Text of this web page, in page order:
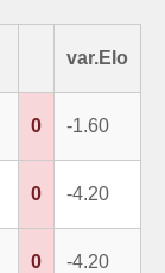
var.Elo
0 -1.60
0 -4.20
0 -4.20